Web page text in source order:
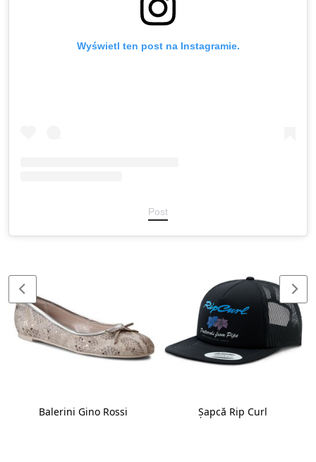
Wyświetl ten post na Instagramie.
Post
Balerini Gino Rossi Șapcă Rip Curl